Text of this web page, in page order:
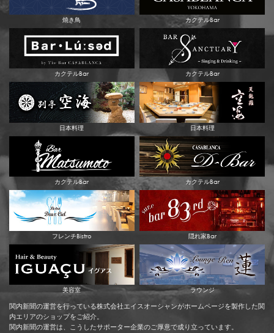
焼き鳥 カクテルBar
カクテルBar カクテルBar
日本料理 日本料理
カクテルBar カクテルBar
フレンチBistro 隠れ家Bar
美容室 ラウンジ
関内新聞の運営を行っている株式会社エイスオーシャンがホームページを製作した関
内エリアのショップをご紹介。
関内新聞の運営は、こうしたサポーター企業のご厚意で成り立っています。